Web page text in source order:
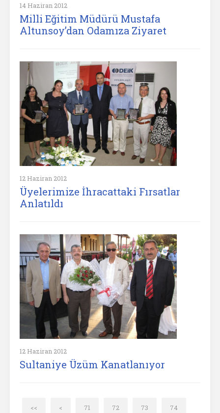
14 Haziran 2012
Milli Eğitim Müdürü Mustafa
Altunsoy’dan Odamıza Ziyaret
12 Haziran 2012
Üyelerimize İhracattaki Fırsatlar
Anlatıldı
12 Haziran 2012
Sultaniye Üzüm Kanatlanıyor
<< < 71 72 73 74